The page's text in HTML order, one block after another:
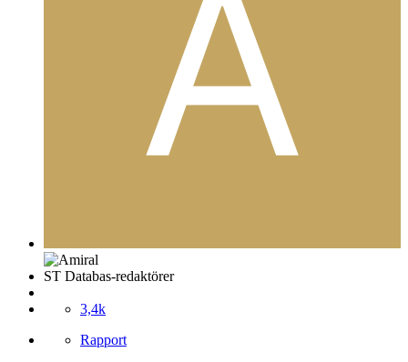
ST Databas-redaktörer
3,4k
Rapport